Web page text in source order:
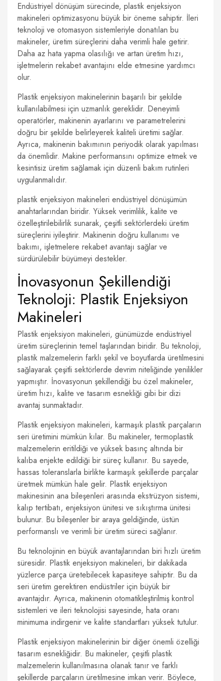
Endüstriyel dönüşüm sürecinde, plastik enjeksiyon
makineleri optimizasyonu büyük bir öneme sahiptir. İleri
teknoloji ve otomasyon sistemleriyle donatılan bu
makineler, üretim süreçlerini daha verimli hale getirir.
Daha az hata yapma olasılığı ve artan üretim hızı,
işletmelerin rekabet avantajını elde etmesine yardımcı
olur.
Plastik enjeksiyon makinelerinin başarılı bir şekilde
kullanılabilmesi için uzmanlık gereklidir. Deneyimli
operatörler, makinenin ayarlarını ve parametrelerini
doğru bir şekilde belirleyerek kaliteli üretimi sağlar.
Ayrıca, makinenin bakımının periyodik olarak yapılması
da önemlidir. Makine performansını optimize etmek ve
kesintisiz üretim sağlamak için düzenli bakım rutinleri
uygulanmalıdır.
plastik enjeksiyon makineleri endüstriyel dönüşümün
anahtarlarından biridir. Yüksek verimlilik, kalite ve
özelleştirilebilirlik sunarak, çeşitli sektörlerdeki üretim
süreçlerini iyileştirir. Makinenin doğru kullanımı ve
bakımı, işletmelere rekabet avantajı sağlar ve
sürdürülebilir büyümeyi destekler.
İnovasyonun Şekillendiği
Teknoloji: Plastik Enjeksiyon
Makineleri
Plastik enjeksiyon makineleri, günümüzde endüstriyel
üretim süreçlerinin temel taşlarından biridir. Bu teknoloji,
plastik malzemelerin farklı şekil ve boyutlarda üretilmesini
sağlayarak çeşitli sektörlerde devrim niteliğinde yenilikler
yapmıştır. İnovasyonun şekillendiği bu özel makineler,
üretim hızı, kalite ve tasarım esnekliği gibi bir dizi
avantaj sunmaktadır.
Plastik enjeksiyon makineleri, karmaşık plastik parçaların
seri üretimini mümkün kılar. Bu makineler, termoplastik
malzemelerin eritildiği ve yüksek basınç altında bir
kalıba enjekte edildiği bir süreç kullanır. Bu sayede,
hassas toleranslarla birlikte karmaşık şekillerde parçalar
üretmek mümkün hale gelir. Plastik enjeksiyon
makinesinin ana bileşenleri arasında ekstrüzyon sistemi,
kalıp tertibatı, enjeksiyon ünitesi ve sıkıştırma ünitesi
bulunur. Bu bileşenler bir araya geldiğinde, üstün
performanslı ve verimli bir üretim süreci sağlanır.
Bu teknolojinin en büyük avantajlarından biri hızlı üretim
süresidir. Plastik enjeksiyon makineleri, bir dakikada
yüzlerce parça üretebilecek kapasiteye sahiptir. Bu da
seri üretim gerektiren endüstriler için büyük bir
avantajdır. Ayrıca, makinenin otomatikleştirilmiş kontrol
sistemleri ve ileri teknolojisi sayesinde, hata oranı
minimuma indirgenir ve kalite standartları yüksek tutulur.
Plastik enjeksiyon makinelerinin bir diğer önemli özelliği
tasarım esnekliğidir. Bu makineler, çeşitli plastik
malzemelerin kullanılmasına olanak tanır ve farklı
şekillerde parçaların üretilmesine imkan verir. Böylece,